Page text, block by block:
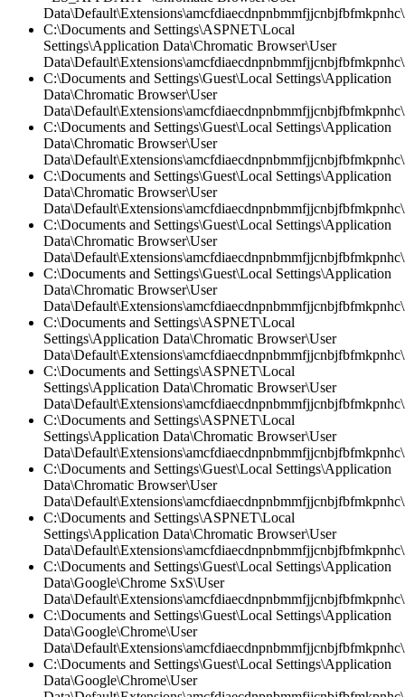
C:\Documents and Settings\ASPNET\Local
Settings\Application Data\Chromatic Browser\User
C:\Documents and Settings\Guest\Local Settings\Application
Data\Chromatic Browser\User
C:\Documents and Settings\Guest\Local Settings\Application
Data\Chromatic Browser\User
C:\Documents and Settings\Guest\Local Settings\Application
Data\Chromatic Browser\User
C:\Documents and Settings\Guest\Local Settings\Application
Data\Chromatic Browser\User
C:\Documents and Settings\Guest\Local Settings\Application
Data\Chromatic Browser\User
C:\Documents and Settings\ASPNET\Local
Settings\Application Data\Chromatic Browser\User
C:\Documents and Settings\ASPNET\Local
Settings\Application Data\Chromatic Browser\User
C:\Documents and Settings\ASPNET\Local
Settings\Application Data\Chromatic Browser\User
C:\Documents and Settings\Guest\Local Settings\Application
Data\Chromatic Browser\User
C:\Documents and Settings\ASPNET\Local
Settings\Application Data\Chromatic Browser\User
C:\Documents and Settings\Guest\Local Settings\Application
Data\Google\Chrome SxS\User
C:\Documents and Settings\Guest\Local Settings\Application
Data\Google\Chrome\User
C:\Documents and Settings\Guest\Local Settings\Application
Data\Google\Chrome\User